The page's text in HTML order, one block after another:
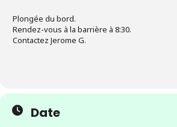
Plongée du bord.
Rendez-vous à la barrière à 8:30.
Contactez Jerome G.
Date